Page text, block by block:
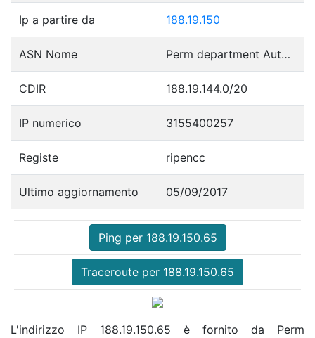
Ip a partire da 188.19.150
ASN Nome Perm department Autonomous System
CDIR 188.19.144.0/20
IP numerico 3155400257
Registe ripencc
Ultimo aggiornamento 05/09/2017
Ping per 188.19.150.65
Traceroute per 188.19.150.65
L'indirizzo IP 188.19.150.65 è fornito da Perm